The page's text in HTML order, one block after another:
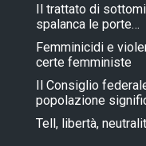
Il trattato di
spalanca le porte…
Femminicidi e
certe femministe
Il Consiglio
popolazione
Tell, libertà,